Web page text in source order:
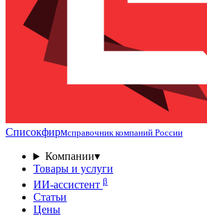
Списокфирмсправочник компаний России
Компании▾
Товары и услуги
ИИ-ассистент β
Статьи
Цены